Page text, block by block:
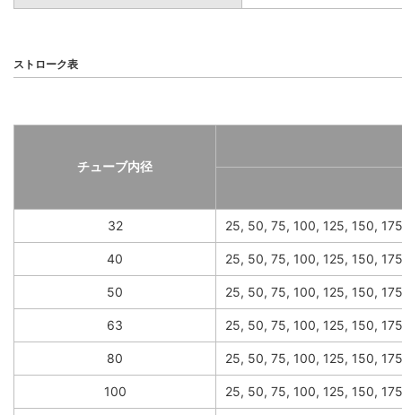
ストローク表
チューブ内径
32 25, 50, 75, 100, 125, 150,
40 25, 50, 75, 100, 125, 150,
50 25, 50, 75, 100, 125, 150,
63 25, 50, 75, 100, 125, 150,
80 25, 50, 75, 100, 125, 150,
100 25, 50, 75, 100, 125, 150,